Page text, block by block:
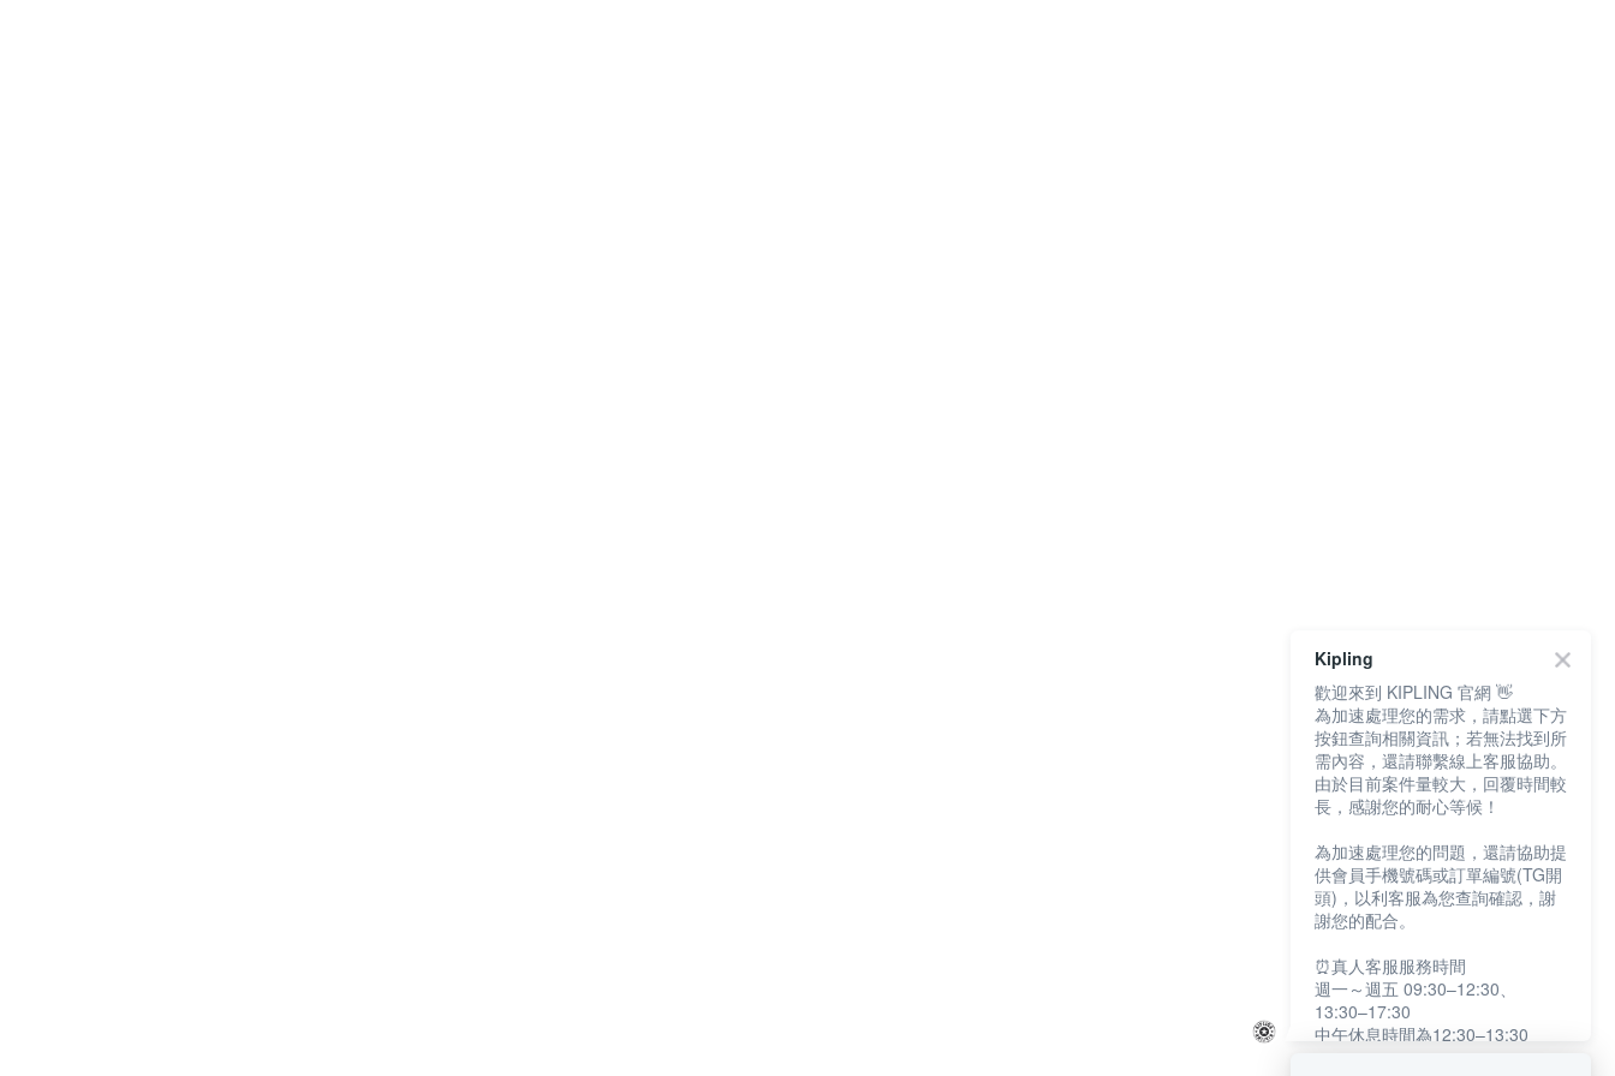
Kipling
歡迎來到 KIPLING 官網 👋
為加速處理您的需求，請點選下方
按鈕查詢相關資訊；若無法找到所
需內容，還請聯繫線上客服協助。
由於目前案件量較大，回覆時間較
長，感謝您的耐心等候！
為加速處理您的問題，還請協助提
供會員手機號碼或訂單編號(TG開
頭)，以利客服為您查詢確認，謝
謝您的配合。
⏰真人客服服務時間
週一～週五 09:30–12:30、
13:30–17:30
中午休息時間為12:30–13:30